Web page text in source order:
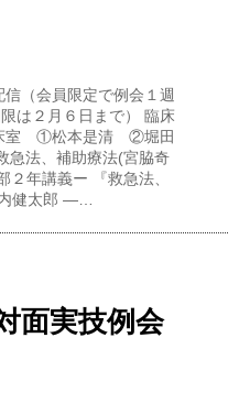
（会員限定で例会１週
は２月６日まで） 臨床
室 ①松本是清 ②堀田
急法、補助療法(宮脇奇
年講義ー 『救急法、
健太郎 ―…
面実技例会